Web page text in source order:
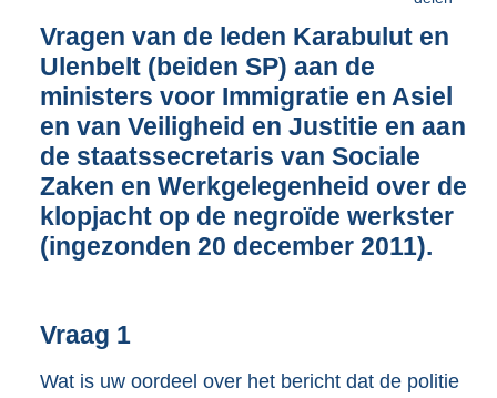
n
d
s
g
r
o
o
t
t
:
Vragen van de leden Karabulut en
Ulenbelt (beiden SP) aan de
ministers voor Immigratie en Asiel
en van Veiligheid en Justitie en aan
de staatssecretaris van Sociale
Zaken en Werkgelegenheid over de
klopjacht op de negroïde werkster
(ingezonden 20 december 2011).
Vraag 1
Wat is uw oordeel over het bericht dat de politie